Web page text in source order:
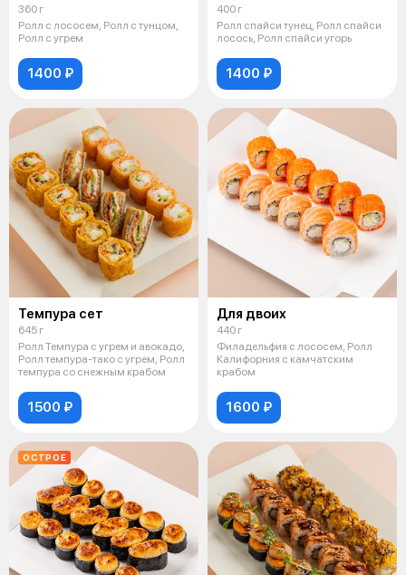
360 г
Ролл с лососем, Ролл с тунцом,
Ролл с угрем
1400 ₽
400 г
Ролл спайси тунец, Ролл спайси
лосось, Ролл спайси угорь
1400 ₽
Темпура сет
645 г
Ролл Темпура с угрем и авокадо,
Ролл темпура-тако с угрем, Ролл
темпура со снежным крабом
1500 ₽
Для двоих
440 г
Филадельфия с лососем, Ролл
Калифорния с камчатским
крабом
1600 ₽
ОСТРОЕ